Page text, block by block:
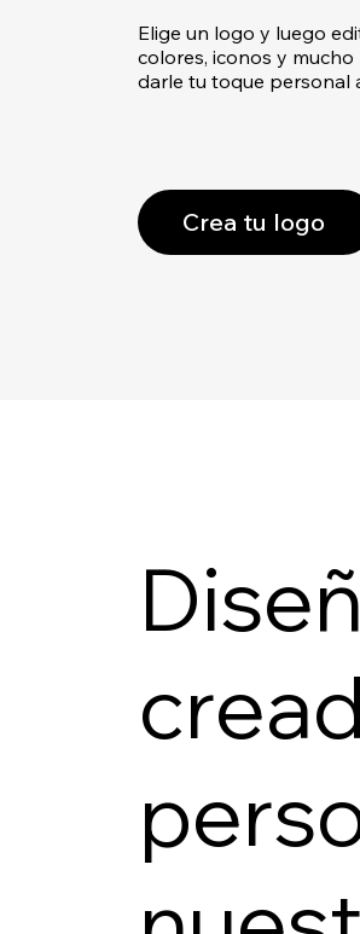
Elige un logo y luego
colores, iconos y mucho
darle tu toque personal
Crea tu logo